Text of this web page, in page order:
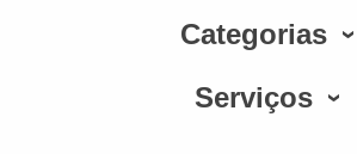
Categorias
Serviços